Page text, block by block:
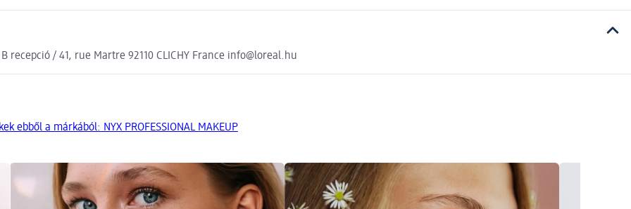
/ 41, rue Martre 92110 CLICHY France info@loreal.hu
ebből a márkából: NYX PROFESSIONAL MAKEUP